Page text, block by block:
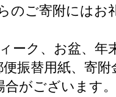
のご寄附にはお
ーク、お盆、年
振替用紙、寄附
がございます。